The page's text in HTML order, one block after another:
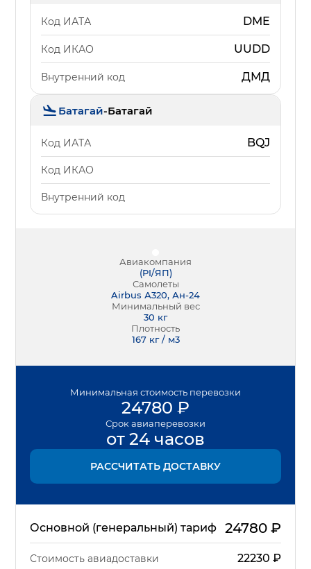
Код ИАТА DME
Код ИКАО UUDD
Внутренний код ДМД
Батагай-Батагай
Код ИАТА BQJ
Код ИКАО
Внутренний код
Авиакомпания
(PI/ЯП)
Самолеты
Airbus А320, Ан-24
Минимальный вес
30 кг
Плотность
167 кг / м3
Минимальная стоимость перевозки
24780 ₽
Срок авиаперевозки
от 24 часов
РАССЧИТАТЬ ДОСТАВКУ
Основной (генеральный) тариф 24780₽
Стоимость авиадоставки 22230 ₽